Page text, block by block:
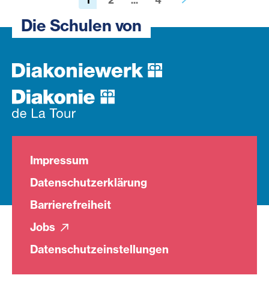
Die Schulen von
Impressum
Datenschutzerklärung
Barrierefreiheit
Jobs
Datenschutzeinstellungen